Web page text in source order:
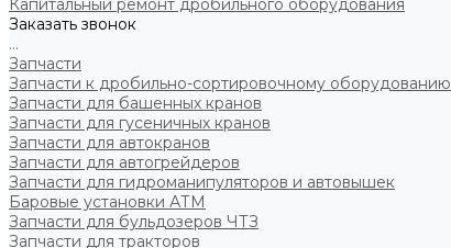
Капитальный ремонт дробильного оборудования
Заказать звонок
...
Запчасти
Запчасти к дробильно-сортировочному оборудованию
Запчасти для башенных кранов
Запчасти для гусеничных кранов
Запчасти для автокранов
Запчасти для автогрейдеров
Запчасти для гидроманипуляторов и автовышек
Баровые установки АТМ
Запчасти для бульдозеров ЧТЗ
Запчасти для тракторов